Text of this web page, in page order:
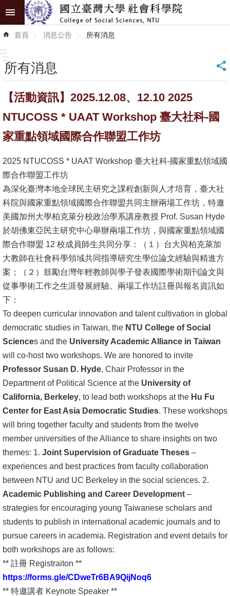
跳到主要內容區塊
進
階
識
學
術
單
位
研
究
消
息
公
告
國
際
化
深
辦
法
及
文
件
心
輔
&
學
輔
捐
首頁 消息公告 所有消息
:::
:::
所有消息 _
【活動資訊】2025.12.08、12.10 2025
NTUCOSS * UAAT Workshop 臺大社科-國
家重點領域國際合作聯盟工作坊
2025 NTUCOSS * UAAT Workshop 臺大社科-國家重點領域國
際合作聯盟工作坊
為深化臺灣本地全球民主研究之課程創新與人才培育，臺大社
科院與國家重點領域國際合作聯盟共同主辦兩場工作坊，特邀
美國加州大學柏克萊分校政治學系講座教授 Prof. Susan Hyde
於胡佛東亞民主研究中心舉辦兩場工作坊，與國家重點領域國
際合作聯盟 12 校成員師生共同分享：（１）台大與柏克萊加
大教師在社會科學領域共同指導研究生學位論文經驗與精進方
案；（２）鼓勵台灣年輕教師與學子發表國際學術期刊論文與
從事學術工作之生涯發展經驗。兩場工作坊註冊與報名資訊如
下：
To deepen curricular innovation and talent cultivation in global
democratic studies in Taiwan, the NTU College of Social
Sciences and the University Academic Alliance in Taiwan
will co-host two workshops. We are honored to invite
Professor Susan D. Hyde, Chair Professor in the
Department of Political Science at the University of
California, Berkeley, to lead both workshops at the Hu Fu
Center for East Asia Democratic Studies. These workshops
will bring together faculty and students from the twelve
member universities of the Alliance to share insights on two
themes: 1. Joint Supervision of Graduate Theses –
experiences and best practices from faculty collaboration
between NTU and UC Berkeley in the social sciences. 2.
Academic Publishing and Career Development –
strategies for encouraging young Taiwanese scholars and
students to publish in international academic journals and to
pursue careers in academia. Registration and event details for
both workshops are as follows:
** 註冊 Registraiton **
https://forms.gle/CDweTr6BA9QijNoq6
** 特邀講者 Keynote Speaker **